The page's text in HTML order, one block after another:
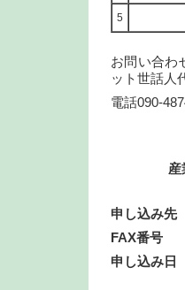
5
お問い合わ
ット世話人
電話090-
申し込み
FAX番号
申し込み